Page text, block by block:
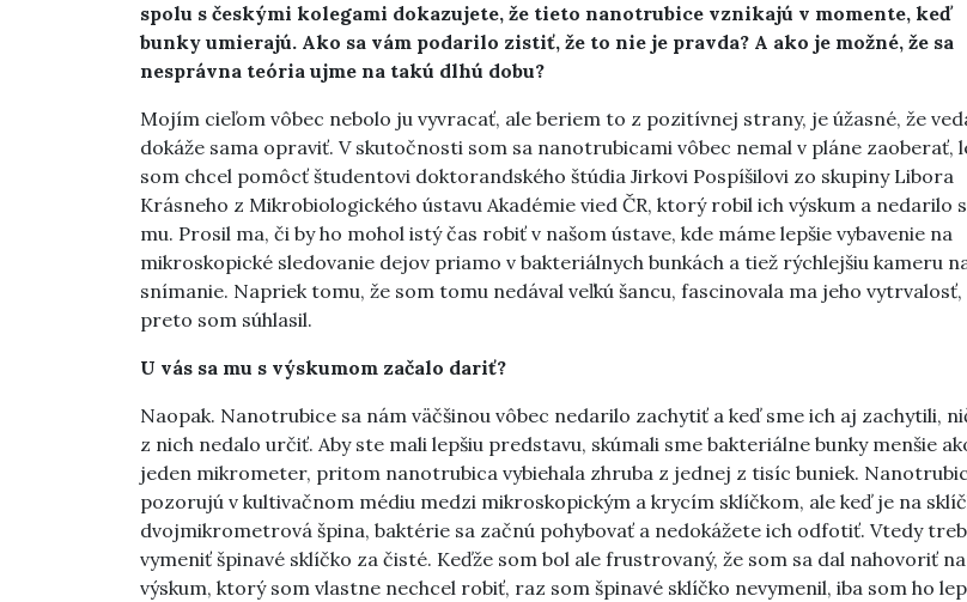
spolu s českými kolegami dokazujete, že tieto nanotrubice vznikajú v momente, keď
bunky umierajú. Ako sa vám podarilo zistiť, že to nie je pravda? A ako je možné, že sa
nesprávna teória ujme na takú dlhú dobu?
Mojím cieľom vôbec nebolo ju vyvracať, ale beriem to z pozitívnej strany, je úžasné, že
dokáže sama opraviť. V skutočnosti som sa nanotrubicami vôbec nemal v pláne zaoberať,
som chcel pomôcť študentovi doktorandského štúdia Jirkovi Pospíšilovi zo skupiny Libora
Krásneho z Mikrobiologického ústavu Akadémie vied ČR, ktorý robil ich výskum a nedarilo
mu. Prosil ma, či by ho mohol istý čas robiť v našom ústave, kde máme lepšie vybavenie na
mikroskopické sledovanie dejov priamo v bakteriálnych bunkách a tiež rýchlejšiu kameru
snímanie. Napriek tomu, že som tomu nedával veľkú šancu, fascinovala ma jeho vytrvalosť,
preto som súhlasil.
U vás sa mu s výskumom začalo dariť?
Naopak. Nanotrubice sa nám väčšinou vôbec nedarilo zachytiť a keď sme ich aj zachytili,
z nich nedalo určiť. Aby ste mali lepšiu predstavu, skúmali sme bakteriálne bunky menšie
jeden mikrometer, pritom nanotrubica vybiehala zhruba z jednej z tisíc buniek.
pozorujú v kultivačnom médiu medzi mikroskopickým a krycím sklíčkom, ale keď je na
dvojmikrometrová špina, baktérie sa začnú pohybovať a nedokážete ich odfotiť. Vtedy
vymeniť špinavé sklíčko za čisté. Keďže som bol ale frustrovaný, že som sa dal nahovoriť na
výskum, ktorý som vlastne nechcel robiť, raz som špinavé sklíčko nevymenil, iba som ho